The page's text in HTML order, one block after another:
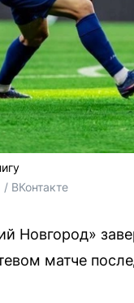
ВКонтакте
Новгород»
матче